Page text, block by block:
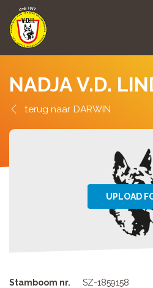
NADJA V.D.
DARWIN
Stamboom nr.
SZ-1859158